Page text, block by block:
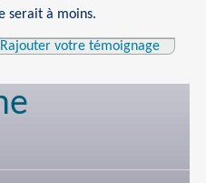
serait à moins.
Rajouter votre témoignage